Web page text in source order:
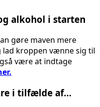
alkohol i starten
gøre maven mere
kroppen vænne sig til
være at indtage
i tilfælde af…